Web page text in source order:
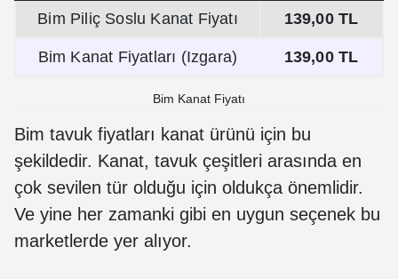
Bim Piliç Soslu Kanat Fiyatı 139,00 TL
Bim Kanat Fiyatları (Izgara) 139,00 TL
Bim Kanat Fiyatı
Bim tavuk fiyatları kanat ürünü için bu
şekildedir. Kanat, tavuk çeşitleri arasında en
çok sevilen tür olduğu için oldukça önemlidir.
Ve yine her zamanki gibi en uygun seçenek bu
marketlerde yer alıyor.